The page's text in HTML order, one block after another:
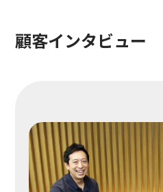
顧客インタビュー